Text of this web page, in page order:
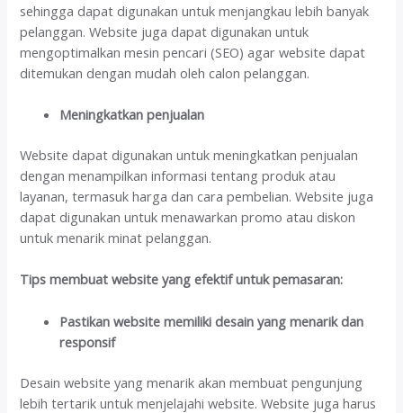
sehingga dapat digunakan untuk menjangkau lebih banyak
pelanggan. Website juga dapat digunakan untuk
mengoptimalkan mesin pencari (SEO) agar website dapat
ditemukan dengan mudah oleh calon pelanggan.
Meningkatkan penjualan
Website dapat digunakan untuk meningkatkan penjualan
dengan menampilkan informasi tentang produk atau
layanan, termasuk harga dan cara pembelian. Website juga
dapat digunakan untuk menawarkan promo atau diskon
untuk menarik minat pelanggan.
Tips membuat website yang efektif untuk pemasaran:
Pastikan website memiliki desain yang menarik dan
responsif
Desain website yang menarik akan membuat pengunjung
lebih tertarik untuk menjelajahi website. Website juga harus